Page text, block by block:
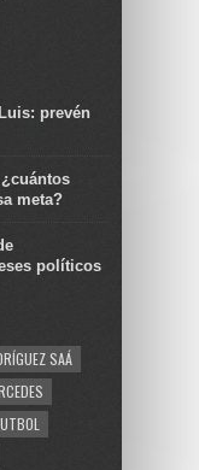
prevén
meta?
políticos
SAÁ